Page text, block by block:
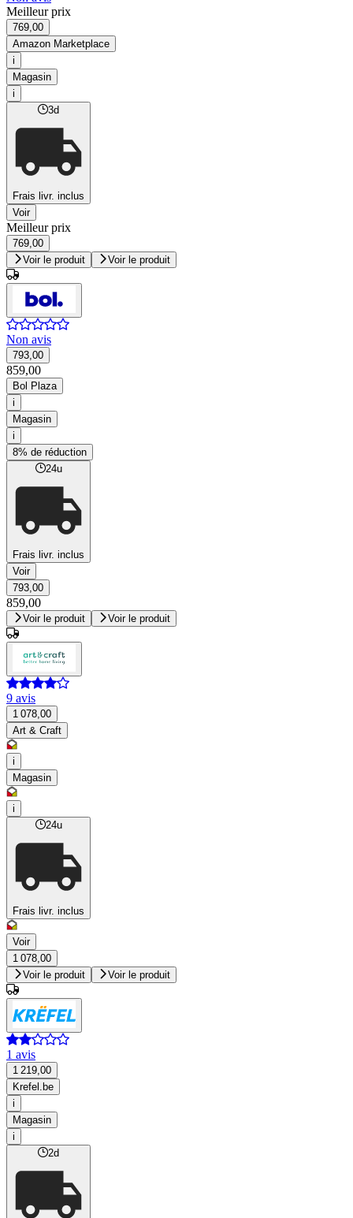
Meilleur prix
769,00
Amazon Marketplace
i
Magasin
i
3d
Frais livr. inclus
Voir
Meilleur prix
769,00
Voir le produit
Voir le produit
Non avis
793,00
859,00
Bol Plaza
i
Magasin
i
8% de réduction
24u
Frais livr. inclus
Voir
793,00
859,00
Voir le produit Voir le produit
9 avis
1 078,00
Art & Craft
i
Magasin
i
24u
Frais livr. inclus
Voir
1 078,00
Voir le produit
Voir le produit
1 avis
1 219,00
Krefel.be
i
Magasin
i
2d